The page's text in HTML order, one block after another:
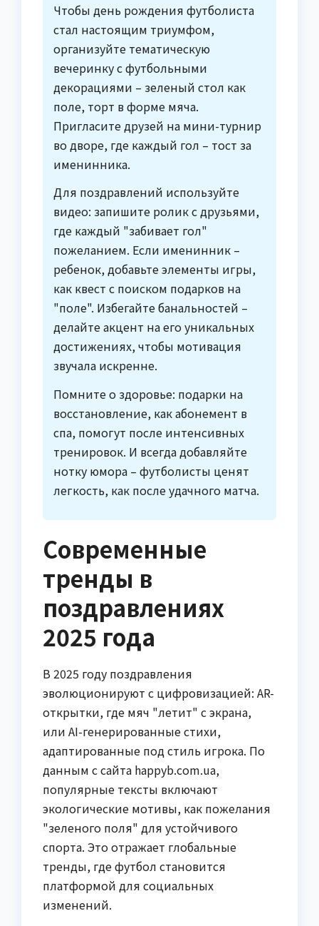
Чтобы день рождения футболиста
стал настоящим триумфом,
организуйте тематическую
вечеринку с футбольными
декорациями – зеленый стол как
поле, торт в форме мяча.
Пригласите друзей на мини-турнир
во дворе, где каждый гол – тост за
именинника.
Для поздравлений используйте
видео: запишите ролик с друзьями,
где каждый "забивает гол"
пожеланием. Если именинник –
ребенок, добавьте элементы игры,
как квест с поиском подарков на
"поле". Избегайте банальностей –
делайте акцент на его уникальных
достижениях, чтобы мотивация
звучала искренне.
Помните о здоровье: подарки на
восстановление, как абонемент в
спа, помогут после интенсивных
тренировок. И всегда добавляйте
нотку юмора – футболисты ценят
легкость, как после удачного матча.
Современные
тренды в
поздравлениях
2025 года
В 2025 году поздравления
эволюционируют с цифровизацией: AR-
открытки, где мяч "летит" с экрана,
или AI-генерированные стихи,
адаптированные под стиль игрока. По
данным с сайта happyb.com.ua,
популярные тексты включают
экологические мотивы, как пожелания
"зеленого поля" для устойчивого
спорта. Это отражает глобальные
тренды, где футбол становится
платформой для социальных
изменений.